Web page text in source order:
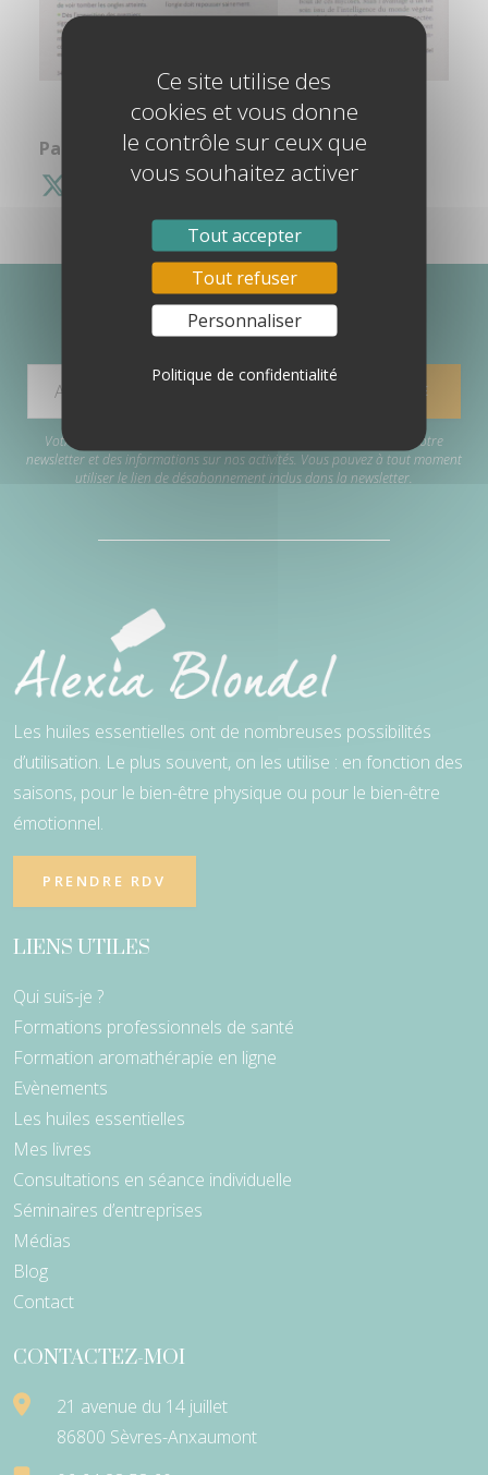
Partagez cette information :
ABONNEZ-VOUS À MA NEWSLETTER
Votre adresse e-mail est uniquement utilisée pour vous envoyer notre
newsletter et des informations sur nos activités. Vous pouvez à tout moment
utiliser le lien de désabonnement inclus dans la newsletter.
Les huiles essentielles ont de nombreuses possibilités
d’utilisation. Le plus souvent, on les utilise : en fonction des
saisons, pour le bien-être physique ou pour le bien-être
émotionnel.
PRENDRE RDV
LIENS UTILES
Qui suis-je ?
Formations professionnels de santé
Formation aromathérapie en ligne
Evènements
Les huiles essentielles
Mes livres
Consultations en séance individuelle
Séminaires d’entreprises
Médias
Blog
Contact
CONTACTEZ-MOI
21 avenue du 14 juillet
86800 Sèvres-Anxaumont
Ce site utilise des
cookies et vous donne
le contrôle sur ceux que
vous souhaitez activer
Tout accepter
Tout refuser
Personnaliser
Politique de confidentialité